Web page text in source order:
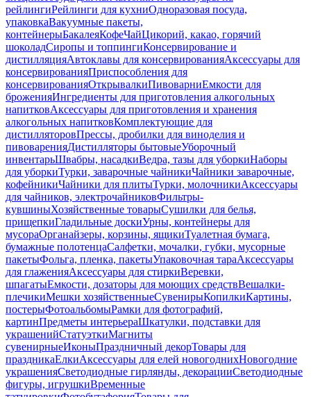
рейлингиРейлинги для кухниОдноразовая посуда,
упаковкаВакуумные пакеты,
контейнерыБакалеяКофеЧайЦикорий, какао, горячий
шоколадСиропы и топпингиКонсервирование и
дистилляцияАвтоклавы для консервированияАксессуары для
консервированияПриспособления для
консервированияОткрывалкиПивоварниЕмкости для
броженияИнгредиенты для приготовления алкогольных
напитковАксессуары для приготовления и хранения
алкогольных напитковКомплектующие для
дистилляторовПрессы, дробилки для виноделия и
пивоваренияДистилляторы бытовыеУборочный
инвентарьШвабры, насадкиВедра, тазы для уборкиНаборы
для уборкиТурки, заварочные чайникиЧайники заварочные,
кофейникиЧайники для плитыТурки, молочникиАксессуары
для чайников, электрочайниковФильтры-
кувшиныХозяйственные товарыСушилки для белья,
прищепкиГладильные доскиУрны, контейнеры для
мусораОрганайзеры, корзины, ящикиТуалетная бумага,
бумажные полотенцаСалфетки, мочалки, губки, мусорные
пакетыФольга, пленка, пакетыУпаковочная тараАксессуары
для глаженияАксессуары для стиркиВеревки,
шпагатыЕмкости, дозаторы для моющих средствВешалки-
плечикиМешки хозяйственныеСувенирыКопилкиКартины,
постерыФотоальбомыРамки для фотографий,
картинПредметы интерьераШкатулки, подставки для
украшенийСтатуэткиМагниты
сувенирныеИконыПраздничный декорТовары для
праздникаЕлкиАксессуары для елей новогоднихНовогодние
украшенияСветодиодные гирлянды, декорацииСветодиодные
фигуры, игрушкиВременные